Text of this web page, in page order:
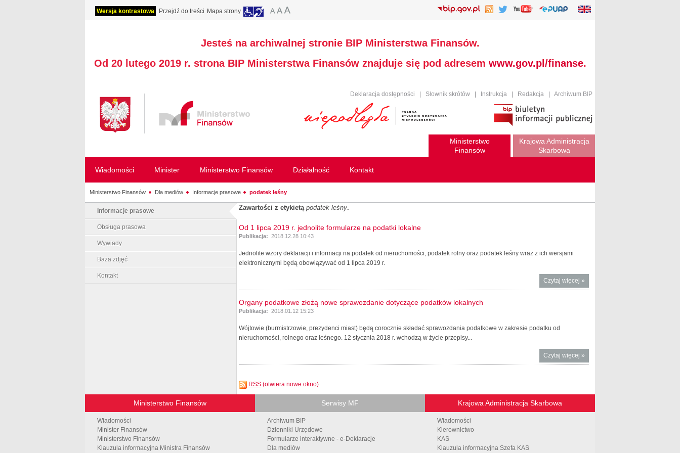
Wersja kontrastowa Przejdź do treści Mapa strony
Jesteś na archiwalnej stronie BIP Ministerstwa Finansów.
Od 20 lutego 2019 r. strona BIP Ministerstwa Finansów znajduje się pod adresem www.gov.pl/finanse.
Deklaracja dostępności Słownik skrótów Instrukcja Redakcja Archiwum BIP
Ministerstwo
Finansów
Krajowa Administracja
Skarbowa
Wiadomości Minister Ministerstwo Finansów Działalność Kontakt
Ministerstwo Finansów Dla mediów Informacje prasowe podatek leśny
Informacje prasowe
Obsługa prasowa
Wywiady
Baza zdjęć
Kontakt
Zawartości z etykietą podatek leśny.
Od 1 lipca 2019 r. jednolite formularze na podatki lokalne
Publikacja: 2018.12.28 10:43
Jednolite wzory deklaracji i informacji na podatek od nieruchomości, podatek rolny oraz podatek leśny wraz z ich wersjami
elektronicznymi będą obowiązywać od 1 lipca 2019 r.
Czytaj więcej o Od 1
lipca 2019
»
Organy podatkowe złożą nowe sprawozdanie dotyczące podatków lokalnych
Publikacja: 2018.01.12 15:23
Wójtowie (burmistrzowie, prezydenci miast) będą corocznie składać sprawozdania podatkowe w zakresie podatku od
nieruchomości, rolnego oraz leśnego. 12 stycznia 2018 r. wchodzą w życie przepisy...
Czytaj więcej o Organy
podatkowe
dotyczące
lokalnych
»
RSS (otwiera nowe okno)
Ministerstwo Finansów
Wiadomości
Minister Finansów
Ministerstwo Finansów
Klauzula informacyjna Ministra Finansów
Serwisy MF
Archiwum BIP
Dzienniki Urzędowe
Formularze interaktywne - e-Deklaracje
Dla mediów
Krajowa Administracja Skarbowa
Wiadomości
Kierownictwo
KAS
Klauzula informacyjna Szefa KAS